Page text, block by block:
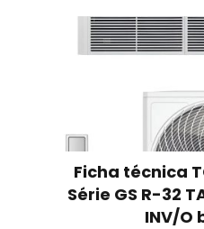
Ficha técnica
Série GS R-32
INV/O